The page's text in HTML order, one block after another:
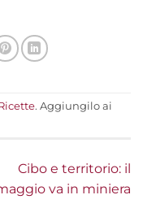
. Aggiungilo ai
Cibo e territorio: il
va in miniera